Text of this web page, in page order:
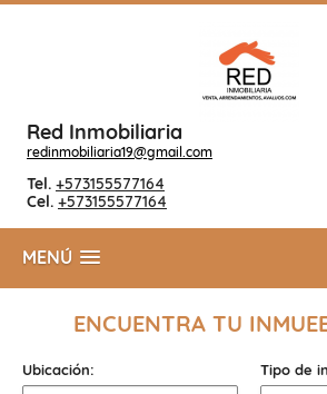
Red Inmobiliaria
redinmobiliaria19@gmail.com
Tel. +573155577164
Cel. +573155577164
MENÚ
ENCUENTRA TU
Ubicación: Tipo de